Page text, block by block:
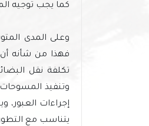
كما يجب توجيه
وعلى المدى
فهذا من شأنه أن
تكلفة نقل
وتنفيذ
إجراءات
يتناسب مع